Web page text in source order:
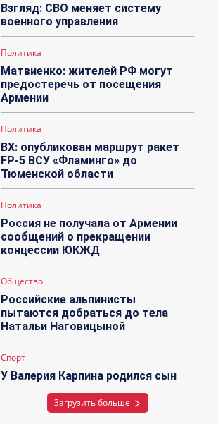
Взгляд: СВО меняет систему
военного управления
Политика
Матвиенко: жителей РФ могут
предостеречь от посещения
Армении
Политика
ВХ: опубликован маршрут ракет
FP-5 ВСУ «Фламинго» до
Тюменской области
Политика
Россия не получала от Армении
сообщений о прекращении
концессии ЮКЖД
Общество
Российские альпинисты
пытаются добраться до тела
Натальи Наговицыной
Спорт
У Валерия Карпина родился сын
Загрузить больше